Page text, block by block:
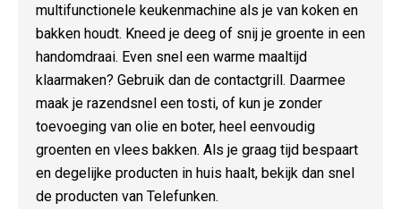
multifunctionele keukenmachine als je van koken en
bakken houdt. Kneed je deeg of snij je groente in een
handomdraai. Even snel een warme maaltijd
klaarmaken? Gebruik dan de contactgrill. Daarmee
maak je razendsnel een tosti, of kun je zonder
toevoeging van olie en boter, heel eenvoudig
groenten en vlees bakken. Als je graag tijd bespaart
en degelijke producten in huis haalt, bekijk dan snel
de producten van Telefunken.